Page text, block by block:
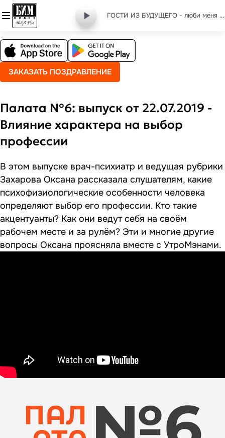
ГОСТИ ИЗ БУДУЩЕГО - люби меня по-французски mix
ЗАКАЗАТЬ ПОЗДРАВЛЕНИЕ
Палата №6: выпуск от 22.07.2019 -
Влияние характера на выбор
профессии
В этом выпуске врач-психиатр и ведущая рубрики
Захарова Оксана рассказала слушателям, какие
психофизиологические особенности человека
определяют выбор его профессии. Кто такие
акцентуанты? Как они ведут себя на своём
рабочем месте и за рулём? Эти и многие другие
вопросы Оксана проясняла вместе с УтроМэнами.